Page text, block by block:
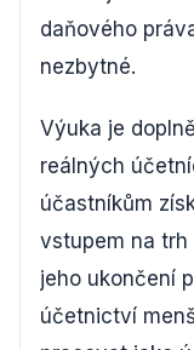
daňového
nezbytné.
Výuka je
reálných
účastníkům
vstupem na trh
jeho ukončení
účetnictví